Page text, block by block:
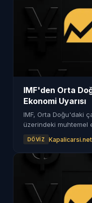
IMF'den Orta
Ekonomi Uyarısı
IMF, Orta Doğu'daki
üzerindeki muhtemel
zorlayabilir.
DÖVIZ